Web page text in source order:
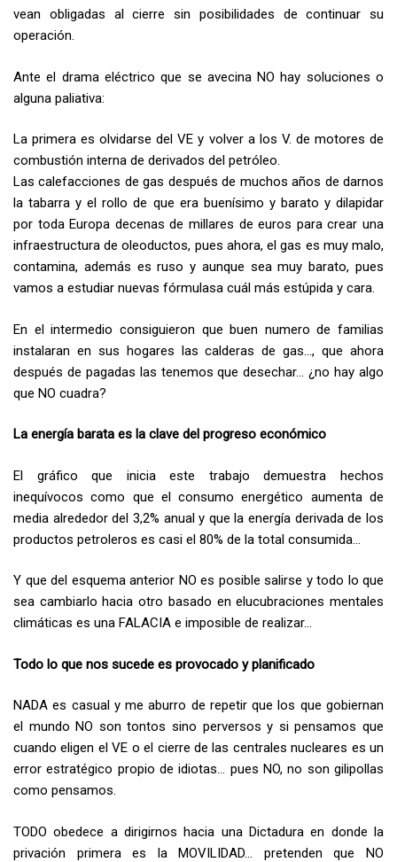
vean obligadas al cierre sin posibilidades de continuar su
operación.
Ante el drama eléctrico que se avecina NO hay soluciones o
alguna paliativa:
La primera es olvidarse del VE y volver a los V. de motores de
combustión interna de derivados del petróleo.
Las calefacciones de gas después de muchos años de darnos
la tabarra y el rollo de que era buenísimo y barato y dilapidar
por toda Europa decenas de millares de euros para crear una
infraestructura de oleoductos, pues ahora, el gas es muy malo,
contamina, además es ruso y aunque sea muy barato, pues
vamos a estudiar nuevas fórmulasa cuál más estúpida y cara.
En el intermedio consiguieron que buen numero de familias
instalaran en sus hogares las calderas de gas…, que ahora
después de pagadas las tenemos que desechar… ¿no hay algo
que NO cuadra?
La energía barata es la clave del progreso económico
El gráfico que inicia este trabajo demuestra hechos
inequívocos como que el consumo energético aumenta de
media alrededor del 3,2% anual y que la energía derivada de los
productos petroleros es casi el 80% de la total consumida…
Y que del esquema anterior NO es posible salirse y todo lo que
sea cambiarlo hacia otro basado en elucubraciones mentales
climáticas es una FALACIA e imposible de realizar…
Todo lo que nos sucede es provocado y planificado
NADA es casual y me aburro de repetir que los que gobiernan
el mundo NO son tontos sino perversos y si pensamos que
cuando eligen el VE o el cierre de las centrales nucleares es un
error estratégico propio de idiotas… pues NO, no son gilipollas
como pensamos.
TODO obedece a dirigirnos hacia una Dictadura en donde la
privación primera es la MOVILIDAD… pretenden que NO